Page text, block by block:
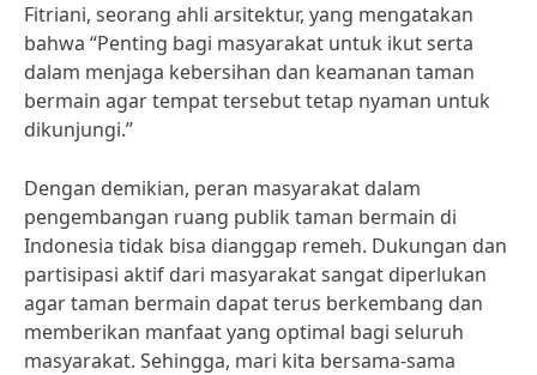
Fitriani, seorang ahli arsitektur, yang mengatakan
bahwa “Penting bagi masyarakat untuk ikut serta
dalam menjaga kebersihan dan keamanan taman
bermain agar tempat tersebut tetap nyaman untuk
dikunjungi.”
Dengan demikian, peran masyarakat dalam
pengembangan ruang publik taman bermain di
Indonesia tidak bisa dianggap remeh. Dukungan dan
partisipasi aktif dari masyarakat sangat diperlukan
agar taman bermain dapat terus berkembang dan
memberikan manfaat yang optimal bagi seluruh
masyarakat. Sehingga, mari kita bersama-sama